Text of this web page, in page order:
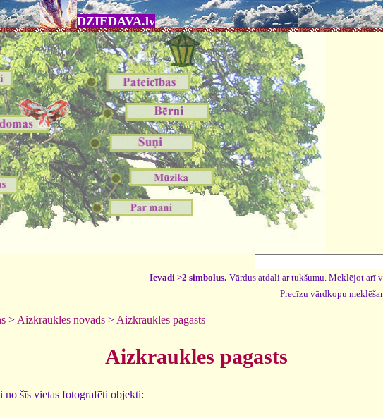
DZIEDAVA.lv
Ievadi >2 simbolus. Vārdus atdali ar tukšumu. Meklējot arī
Precīzu vārdkopu
> Aizkraukles novads > Aizkraukles pagasts
Aizkraukles pagasts
no šīs vietas fotografēti objekti: